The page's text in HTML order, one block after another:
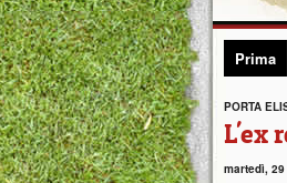
Prima
PORTA
L'ex
martedì,